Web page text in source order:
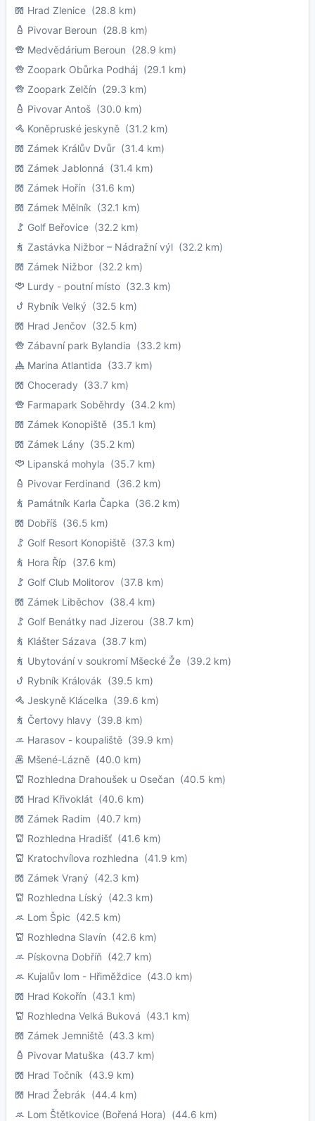
Hrad Zlenice (28.8 km)
Pivovar Beroun (28.8 km)
Medvědárium Beroun (28.9 km)
Zoopark Obůrka Podháj (29.1 km)
Zoopark Zelčín (29.3 km)
Pivovar Antoš (30.0 km)
Koněpruské jeskyně (31.2 km)
Zámek Králův Dvůr (31.4 km)
Zámek Jablonná (31.4 km)
Zámek Hořín (31.6 km)
Zámek Mělník (32.1 km)
Golf Beřovice (32.2 km)
Zastávka Nižbor – Nádražní výl (32.2 km)
Zámek Nižbor (32.2 km)
Lurdy - poutní místo (32.3 km)
Rybník Velký (32.5 km)
Hrad Jenčov (32.5 km)
Zábavní park Bylandia (33.2 km)
Marina Atlantida (33.7 km)
Chocerady (33.7 km)
Farmapark Soběhrdy (34.2 km)
Zámek Konopiště (35.1 km)
Zámek Lány (35.2 km)
Lipanská mohyla (35.7 km)
Pivovar Ferdinand (36.2 km)
Památník Karla Čapka (36.2 km)
Dobříš (36.5 km)
Golf Resort Konopiště (37.3 km)
Hora Říp (37.6 km)
Golf Club Molitorov (37.8 km)
Zámek Liběchov (38.4 km)
Golf Benátky nad Jizerou (38.7 km)
Klášter Sázava (38.7 km)
Ubytování v soukromí Mšecké Že (39.2 km)
Rybník Královák (39.5 km)
Jeskyně Klácelka (39.6 km)
Čertovy hlavy (39.8 km)
Harasov - koupaliště (39.9 km)
Mšené-Lázně (40.0 km)
Rozhledna Drahoušek u Osečan (40.5 km)
Hrad Křivoklát (40.6 km)
Zámek Radim (40.7 km)
Rozhledna Hradišť (41.6 km)
Kratochvílova rozhledna (41.9 km)
Zámek Vraný (42.3 km)
Rozhledna Líský (42.3 km)
Lom Špic (42.5 km)
Rozhledna Slavín (42.6 km)
Pískovna Dobříň (42.7 km)
Kujalův lom - Hřiměždice (43.0 km)
Hrad Kokořín (43.1 km)
Rozhledna Velká Buková (43.1 km)
Zámek Jemniště (43.3 km)
Pivovar Matuška (43.7 km)
Hrad Točník (43.9 km)
Hrad Žebrák (44.4 km)
Lom Štětkovice (Bořená Hora) (44.6 km)